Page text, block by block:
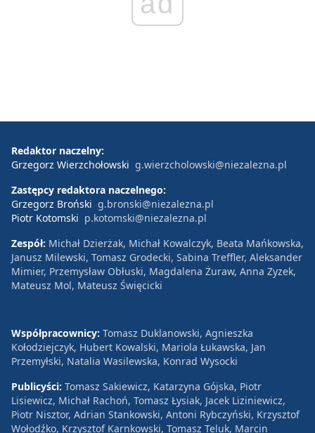
Redaktor naczelny:
Grzegorz Wierzchołowski g.wierzcholowski@niezalezna.pl
Zastępcy redaktora naczelnego:
Grzegorz Broński g.bronski@niezalezna.pl
Piotr Kotomski p.kotomski@niezalezna.pl
Zespół: Michał Dzierżak, Michał Kowalczyk, Beata Mańkowska,
Janusz Milewski, Tomasz Grodecki, Sabina Treffler, Aleksander
Mimier, Przemysław Obłuski, Magdalena Żuraw, Anna Zyzek,
Mateusz Mol, Mateusz Święcicki
Współpracownicy: Tomasz Duklanowski, Agnieszka
Kołodziejczyk, Hubert Kowalski, Mariola Łukawska, Jan
Przemyłski, Natalia Wasilewska, Konrad Wysocki
Publicyści: Tomasz Sakiewicz, Katarzyna Gójska, Piotr
Lisiewicz, Michał Rachoń, Tomasz Łysiak, Jacek Liziniewicz,
Piotr Nisztor, Adrian Stankowski, Antoni Rybczyński, Krzysztof
Wołodźko, Krzysztof Karnkowski, Tomasz Teluk, Marcin